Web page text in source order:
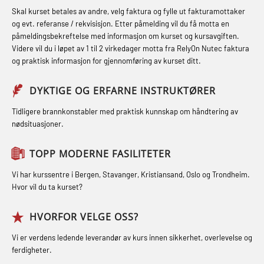
Fallsikring (FAR108)
Førstehjelp – repetisjon (OFA102)
Førstehjelp grunnkurs (OFABLE101)
GOC sertifikat grunnleggende
(GMDSS) (MRC101)
GOC sertifikat repetisjon (GMDSS)
(MRC102)
GSK Sikkerhetskurs offshore for
oljearbeidere (OBS1055)
GWO: BST – Offshore (Blended with
(RBSBLE018)
STCW kombi oppdatering offiserer
og med.behandling (MBS134)
STCW Kombi Oppdatering Offiserer
og Medisinsk Behandling med
Webinar (MBS1341)
STCW Oppdatering for offiserer 24 t
(MBS114)
STCW Medisinsk førstehjelp (MFA1081)
STCW Medisinsk førstehjelp
oppdatering (MBSBLE025)
STCW Oppdatering Medisinsk
Påbygging fra Offshore Norge til
Hjertestarter brukerkurs (OFA107)
Røykdykking industrivern –
repetisjon (LFI105)
Sikkerhetskurs for ansatte på
oppdrettsanlegg (LBS100)
Ulykkesgransking – Webinar (LSP103)
(LFI100)
Skal kurset betales av andre, velg faktura og fylle ut fakturamottaker
og evt. referanse / rekvisisjon. Etter påmelding vil du få motta en
påmeldingsbekreftelse med informasjon om kurset og kursavgiften.
Videre vil du i løpet av 1 til 2 virkedager motta fra RelyOn Nutec faktura
og praktisk informasjon for gjennomføring av kurset ditt.
DYKTIGE OG ERFARNE INSTRUKTØRER
Tidligere brannkonstabler med praktisk kunnskap om håndtering av
nødsituasjoner.
TOPP MODERNE FASILITETER
Vi har kurssentre i Bergen, Stavanger, Kristiansand, Oslo og Trondheim.
Hvor vil du ta kurset?
HVORFOR VELGE OSS?
Vi er verdens ledende leverandør av kurs innen sikkerhet, overlevelse og
ferdigheter.